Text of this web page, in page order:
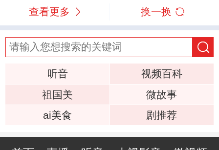
查看更多 换一换
听音
视频百科
祖国美
微故事
ai美食
剧推荐